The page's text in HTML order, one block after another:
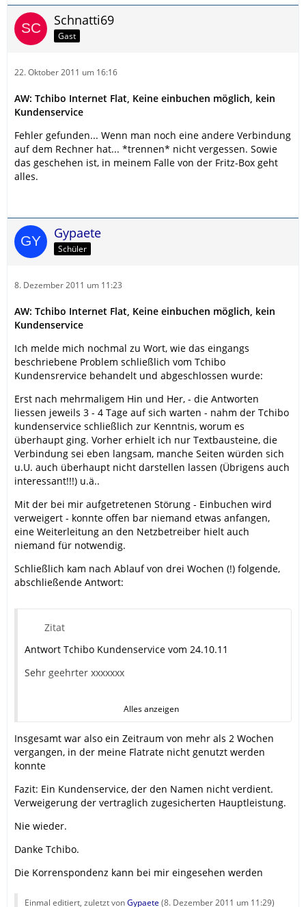
Schnatti69
Gast
22. Oktober 2011 um 16:16
AW: Tchibo Internet Flat, Keine einbuchen möglich, kein
Kundenservice
Fehler gefunden... Wenn man noch eine andere Verbindung
auf dem Rechner hat... *trennen* nicht vergessen. Sowie
das geschehen ist, in meinem Falle von der Fritz-Box geht
alles.
Gypaete
Schüler
8. Dezember 2011 um 11:23
AW: Tchibo Internet Flat, Keine einbuchen möglich, kein
Kundenservice
Ich melde mich nochmal zu Wort, wie das eingangs
beschriebene Problem schließlich vom Tchibo
Kundensrervice behandelt und abgeschlossen wurde:
Erst nach mehrmaligem Hin und Her, - die Antworten
liessen jeweils 3 - 4 Tage auf sich warten - nahm der Tchibo
kundenservice schließlich zur Kenntnis, worum es
überhaupt ging. Vorher erhielt ich nur Textbausteine, die
Verbindung sei eben langsam, manche Seiten würden sich
u.U. auch überhaupt nicht darstellen lassen (Übrigens auch
interessant!!!) u.ä..
Mit der bei mir aufgetretenen Störung - Einbuchen wird
verweigert - konnte offen bar niemand etwas anfangen,
eine Weiterleitung an den Netzbetreiber hielt auch
niemand für notwendig.
Schließlich kam nach Ablauf von drei Wochen (!) folgende,
abschließende Antwort:
Zitat
Antwort Tchibo Kundenservice vom 24.10.11
Sehr geehrter xxxxxxx
verspätete Antwort.
Nach Prüfung Ihrer Daten haben Sie kein Guthaben auf
Ihrem Konto. Bitte tätigen Sie eine Aufladung. Dann ist
es möglich sich wieder einzuloggen.
Für weiterer Fragen stehen wir Ihnen gern zur
Verfügung.
Mit freundlichen Grüßen
Tchibo mobil Kundenbetreuung
Alles anzeigen
Insgesamt war also ein Zeitraum von mehr als 2 Wochen
vergangen, in der meine Flatrate nicht genutzt werden
konnte
Fazit: Ein Kundenservice, der den Namen nicht verdient.
Verweigerung der vertraglich zugesicherten Hauptleistung.
Nie wieder.
Danke Tchibo.
Die Korrenspondenz kann bei mir eingesehen werden
Einmal editiert, zuletzt vonGypaete (8. Dezember 2011 um 11:29)